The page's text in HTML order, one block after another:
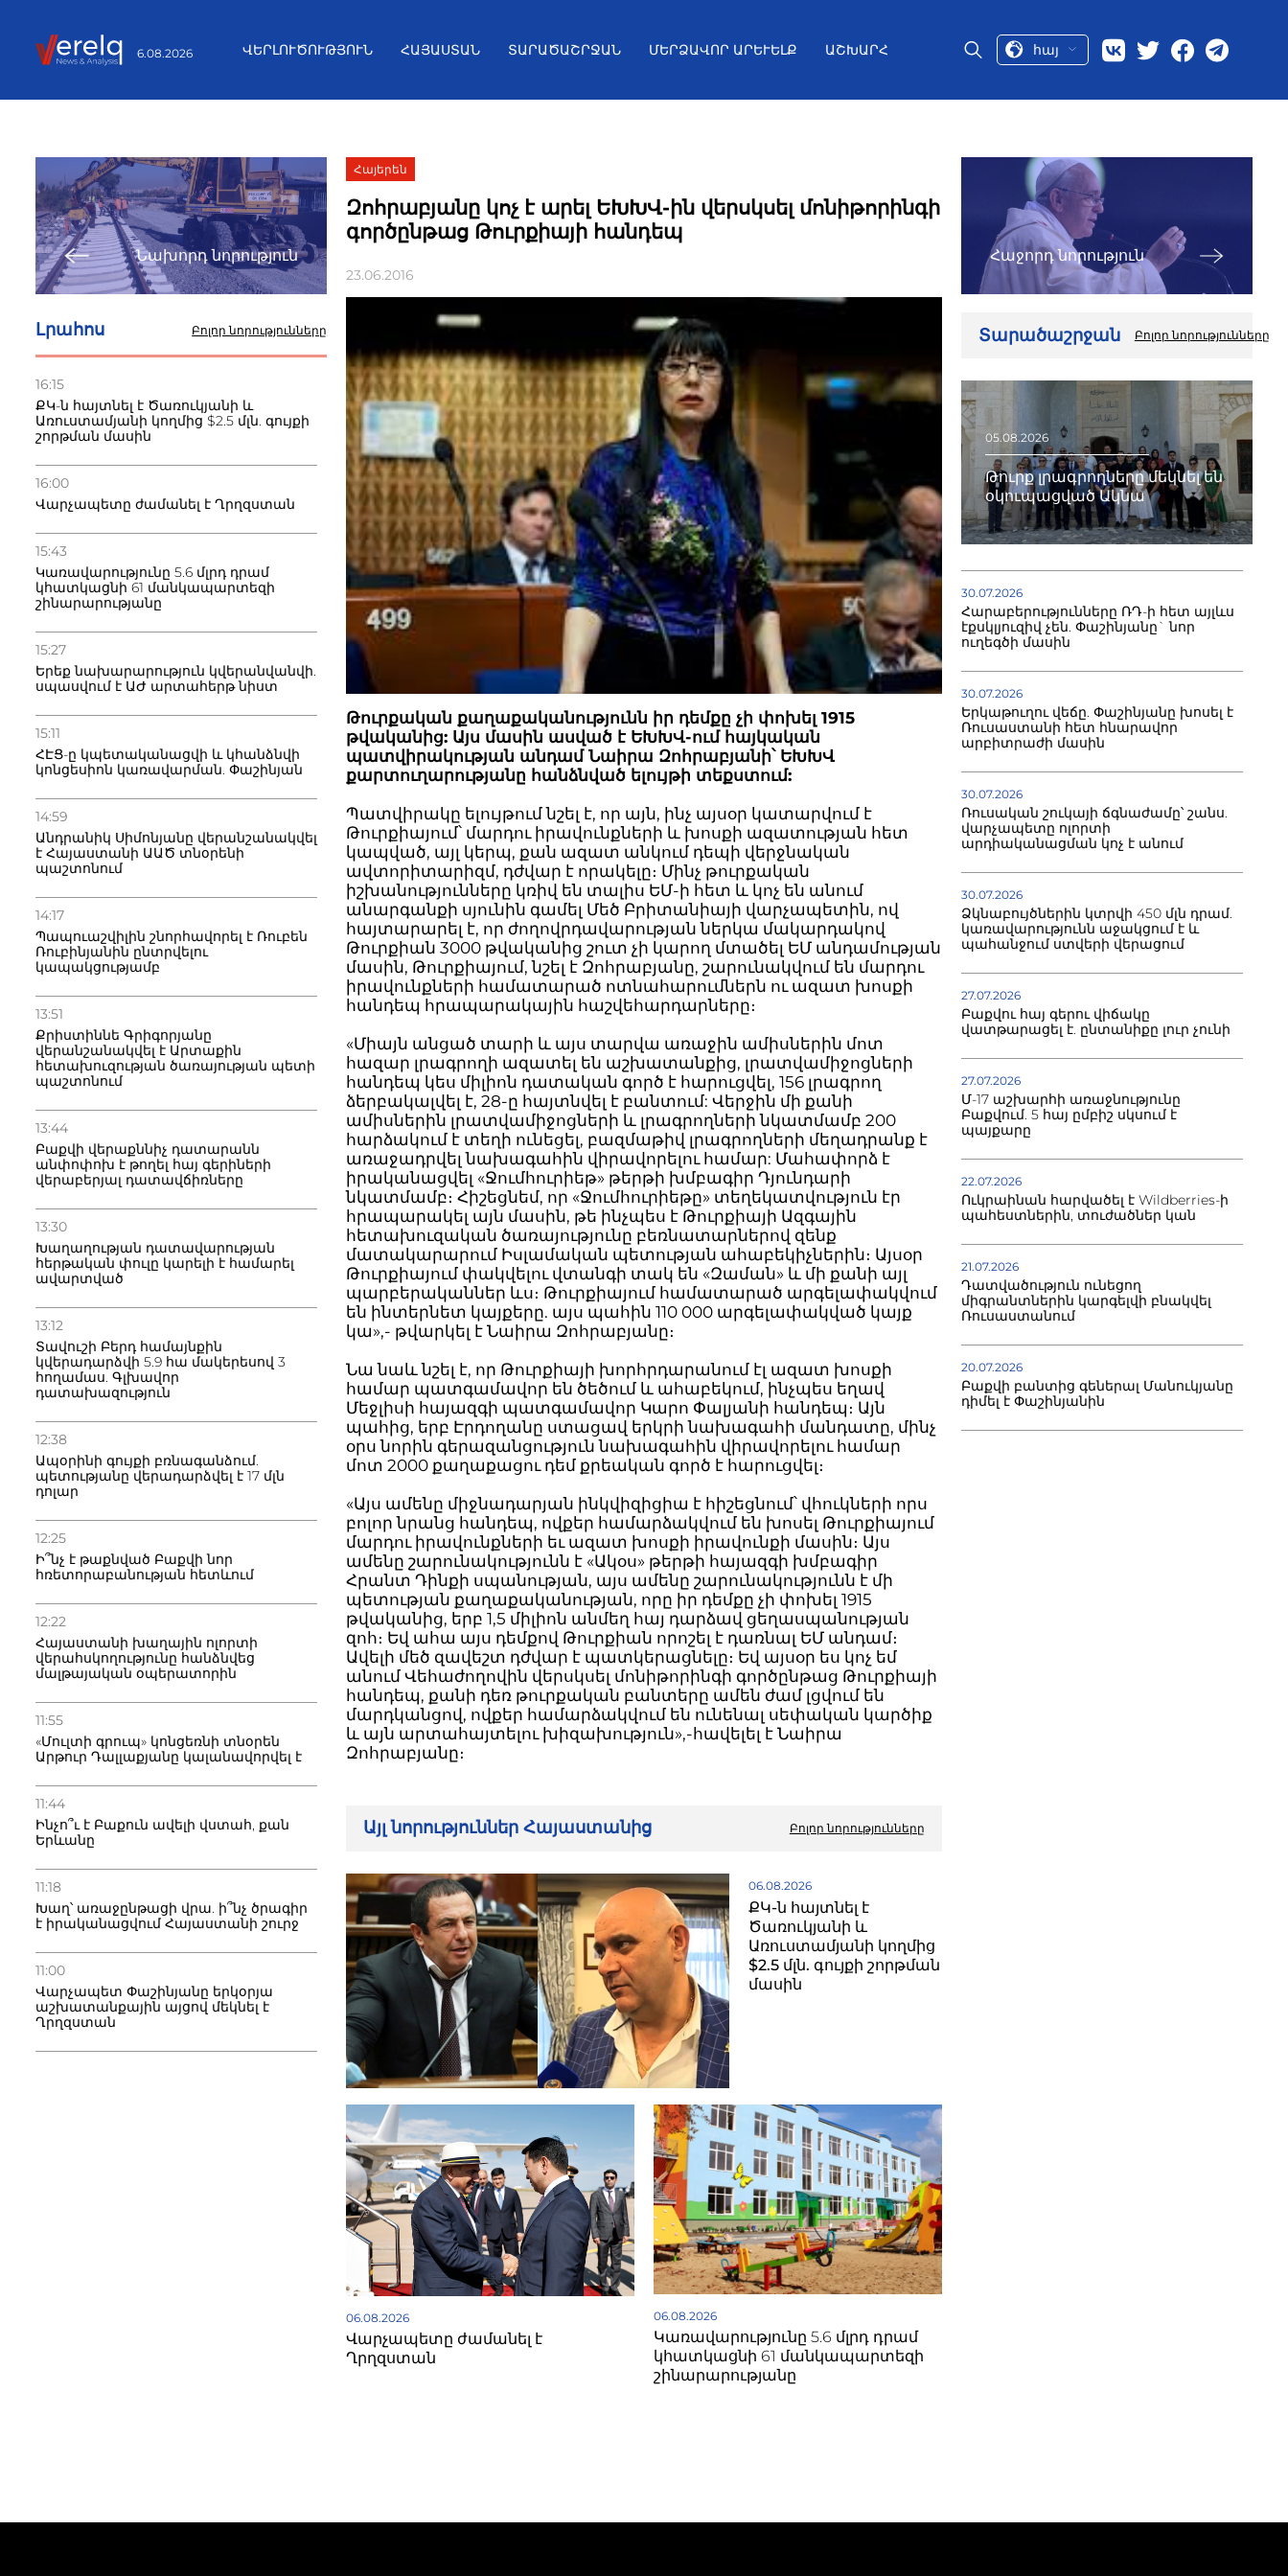
6.08.2026 ՎԵՐԼՈՒԾՈՒԹՅՈՒՆ ՀԱՅԱՍՏԱՆ ՏԱՐԱԾԱՇՐՋԱՆ ՄԵՐՁԱՎՈՐ ԱՐԵՒԵԼՔ ԱՇԽԱՐՀ հայ
Նախորդ նորություն
Լրահոս Բոլոր նորությունները
16:15
ՔԿ-ն հայտնել է Ծառուկյանի և
Առուստամյանի կողմից $2.5 մլն. գույքի
շորթման մասին
16:00
Վարչապետը ժամանել է Ղրղզստան
15:43
Կառավարությունը 5.6 մլրդ դրամ
կհատկացնի 61 մանկապարտեզի
շինարարությանը
15:27
Երեք նախարարություն կվերանվանվի.
սպասվում է ԱԺ արտահերթ նիստ
15:11
ՀԷՑ-ը կպետականացվի և կհանձնվի
կոնցեսիոն կառավարման. Փաշինյան
14:59
Անդրանիկ Սիմոնյանը վերանշանակվել
է Հայաստանի ԱԱԾ տնօրենի
պաշտոնում
14:17
Պապուաշվիլին շնորհավորել է Ռուբեն
Ռուբինյանին ընտրվելու
կապակցությամբ
13:51
Քրիստիննե Գրիգորյանը
վերանշանակվել է Արտաքին
հետախուզության ծառայության պետի
պաշտոնում
13:44
Բաքվի վերաքննիչ դատարանն
անփոփոխ է թողել հայ գերիների
վերաբերյալ դատավճիռները
13:30
Խաղաղության դատավարության
հերթական փուլը կարելի է համարել
ավարտված
13:12
Տավուշի Բերդ համայնքին
կվերադարձվի 5.9 հա մակերեսով 3
հողամաս. Գլխավոր
դատախազություն
12:38
Ապօրինի գույքի բռնագանձում.
պետությանը վերադարձվել է 17 մլն
դոլար
12:25
Ի՞նչ է թաքնված Բաքվի նոր
հռետորաբանության հետևում
12:22
Հայաստանի խաղային ոլորտի
վերահսկողությունը հանձնվեց
մալթայական օպերատորին
11:55
«Մուլտի գրուպ» կոնցեռնի տնօրեն
Արթուր Դալլաքյանը կալանավորվել է
11:44
Ինչո՞ւ է Բաքուն ավելի վստահ, քան
Երևանը
11:18
Խաղ՝ առաջընթացի վրա. ի՞նչ ծրագիր
է իրականացվում Հայաստանի շուրջ
11:00
Վարչապետ Փաշինյանը երկօրյա
աշխատանքային այցով մեկնել է
Ղրղզստան
Հայերեն
Զոհրաբյանը կոչ է արել ԵԽԽՎ-ին վերսկսել մոնիթորինգի
գործընթաց Թուրքիայի հանդեպ
23.06.2016
Թուրքական քաղաքականությունն իր դեմքը չի փոխել 1915
թվականից: Այս մասին ասված է ԵԽԽՎ-ում հայկական
պատվիրակության անդամ Նաիրա Զոհրաբյանի՝ ԵԽԽՎ
քարտուղարությանը հանձնված ելույթի տեքստում:
Պատվիրակը ելույթում նշել է, որ այն, ինչ այսօր կատարվում է
Թուրքիայում՝ մարդու իրավունքների և խոսքի ազատության հետ
կապված, այլ կերպ, քան ազատ անկում դեպի վերջնական
ավտորիտարիզմ, դժվար է որակելը։ Մինչ թուրքական
իշխանությունները կռիվ են տալիս ԵՄ-ի հետ և կոչ են անում
անարգանքի սյունին գամել Մեծ Բրիտանիայի վարչապետին, ով
հայտարարել է, որ ժողովրդավարության ներկա մակարդակով
Թուրքիան 3000 թվականից շուտ չի կարող մտածել ԵՄ անդամության
մասին, Թուրքիայում, նշել է Զոհրաբյանը, շարունակվում են մարդու
իրավունքների համատարած ոտնահարումներն ու ազատ խոսքի
հանդեպ հրապարակային հաշվեհարդարները։
«Միայն անցած տարի և այս տարվա առաջին ամիսներին մոտ
հազար լրագրողի ազատել են աշխատանքից, լրատվամիջոցների
հանդեպ կես միլիոն դատական գործ է հարուցվել, 156 լրագրող
ձերբակալվել է, 28-ը հայտնվել է բանտում: Վերջին մի քանի
ամիսներին լրատվամիջոցների և լրագրողների նկատմամբ 200
հարձակում է տեղի ունեցել, բազմաթիվ լրագրողների մեղադրանք է
առաջադրվել նախագահին վիրավորելու համար: Մահափորձ է
իրականացվել «Ջումհուրիեթ» թերթի խմբագիր Դյունդարի
նկատմամբ։ Հիշեցնեմ, որ «Ջումհուրիեթը» տեղեկատվություն էր
հրապարակել այն մասին, թե ինչպես է Թուրքիայի Ազգային
հետախուզական ծառայությունը բեռնատարներով զենք
մատակարարում Իսլամական պետության ահաբեկիչներին։ Այսօր
Թուրքիայում փակվելու վտանգի տակ են «Զաման» և մի քանի այլ
պարբերականներ ևս։ Թուրքիայում համատարած արգելափակվում
են ինտերնետ կայքերը. այս պահին 110 000 արգելափակված կայք
կա»,- թվարկել է Նաիրա Զոհրաբյանը։
Նա նաև նշել է, որ Թուրքիայի խորհրդարանում էլ ազատ խոսքի
համար պատգամավոր են ծեծում և ահաբեկում, ինչպես եղավ
Մեջլիսի հայազգի պատգամավոր Կարո Փալյանի հանդեպ։ Այն
պահից, երբ Էրդողանը ստացավ երկրի նախագահի մանդատը, մինչ
օրս նորին գերազանցություն նախագահին վիրավորելու համար
մոտ 2000 քաղաքացու դեմ քրեական գործ է հարուցվել։
«Այս ամենը միջնադարյան ինկվիզիցիա է հիշեցնում՝ վհուկների որս
բոլոր նրանց հանդեպ, ովքեր համարձակվում են խոսել Թուրքիայում
մարդու իրավունքների եւ ազատ խոսքի իրավունքի մասին։ Այս
ամենը շարունակությունն է «Ակօս» թերթի հայազգի խմբագիր
Հրանտ Դինքի սպանության, այս ամենը շարունակությունն է մի
պետության քաղաքականության, որը իր դեմքը չի փոխել 1915
թվականից, երբ 1,5 միլիոն անմեղ հայ դարձավ ցեղասպանության
զոհ։ Եվ ահա այս դեմքով Թուրքիան որոշել է դառնալ ԵՄ անդամ։
Ավելի մեծ զավեշտ դժվար է պատկերացնելը։ Եվ այսօր ես կոչ եմ
անում Վեհաժողովին վերսկսել մոնիթորինգի գործընթաց Թուրքիայի
հանդեպ, քանի դեռ թուրքական բանտերը ամեն ժամ լցվում են
մարդկանցով, ովքեր համարձակվում են ունենալ սեփական կարծիք
և այն արտահայտելու խիզախություն»,-հավելել է Նաիրա
Զոհրաբյանը։
Այլ նորություններ Հայաստանից Բոլոր նորությունները
06.08.2026
ՔԿ-ն հայտնել է
Ծառուկյանի և
Առուստամյանի կողմից
$2.5 մլն. գույքի շորթման
մասին
06.08.2026
Վարչապետը ժամանել է
Ղրղզստան
06.08.2026
Կառավարությունը 5.6 մլրդ դրամ
կհատկացնի 61 մանկապարտեզի
շինարարությանը
Հաջորդ նորություն
Տարածաշրջան Բոլոր նորությունները
05.08.2026
Թուրք լրագրողները մեկնել են
օկուպացված Ակնա
30.07.2026
Հարաբերությունները ՌԴ-ի հետ այլևս
էքսկլյուզիվ չեն. Փաշինյանը` նոր
ուղեգծի մասին
30.07.2026
Երկաթուղու վեճը. Փաշինյանը խոսել է
Ռուսաստանի հետ հնարավոր
արբիտրաժի մասին
30.07.2026
Ռուսական շուկայի ճգնաժամը՝ շանս.
վարչապետը ոլորտի
արդիականացման կոչ է անում
30.07.2026
Ձկնաբույծներին կտրվի 450 մլն դրամ.
կառավարությունն աջակցում է և
պահանջում ստվերի վերացում
27.07.2026
Բաքվու հայ գերու վիճակը
վատթարացել է. ընտանիքը լուր չունի
27.07.2026
Մ-17 աշխարհի առաջնությունը
Բաքվում. 5 հայ ըմբիշ սկսում է
պայքարը
22.07.2026
Ուկրաինան հարվածել է Wildberries-ի
պահեստներին, տուժածներ կան
21.07.2026
Դատվածություն ունեցող
միգրանտներին կարգելվի բնակվել
Ռուսաստանում
20.07.2026
Բաքվի բանտից գեներալ Մանուկյանը
դիմել է Փաշինյանին